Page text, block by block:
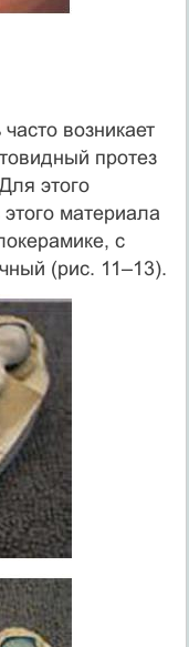
возникает
протез
этого
материала
с
(рис. 11–13).